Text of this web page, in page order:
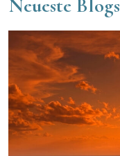
Neueste Blogs